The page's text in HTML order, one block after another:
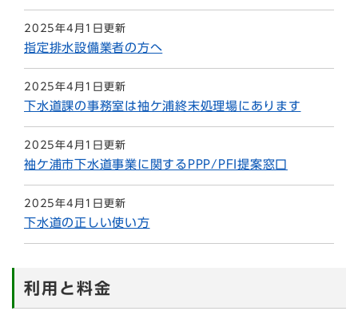
2025年4月1日更新
指定排水設備業者の方へ
2025年4月1日更新
下水道課の事務室は袖ケ浦終末処理場にあります
2025年4月1日更新
袖ケ浦市下水道事業に関するPPP/PFI提案窓口
2025年4月1日更新
下水道の正しい使い方
利用と料金